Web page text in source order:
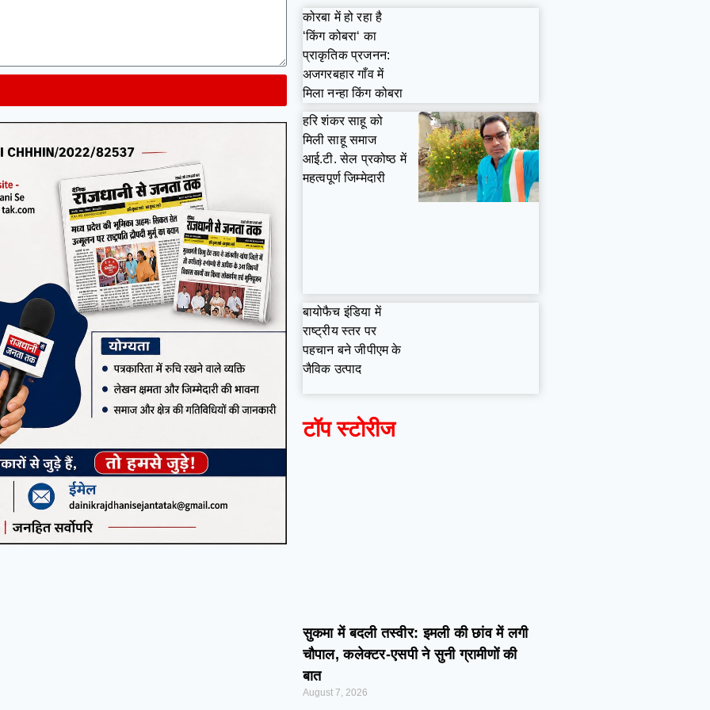
कोरबा में हो रहा है
‘किंग कोबरा‘ का
प्राकृतिक प्रजनन:
अजगरबहार गाँव में
मिला नन्हा किंग कोबरा
हरि शंकर साहू को
मिली साहू समाज
आई.टी. सेल प्रकोष्ठ में
महत्वपूर्ण जिम्मेदारी
बायोफैच इंडिया में
राष्ट्रीय स्तर पर
पहचान बने जीपीएम के
जैविक उत्पाद
टॉप स्टोरीज
सुकमा में बदली तस्वीर: इमली की छांव में लगी
चौपाल, कलेक्टर-एसपी ने सुनी ग्रामीणों की
बात
August 7, 2026